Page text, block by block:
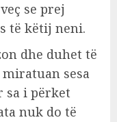
se prej
të këtij neni.
dhe duhet të
sesa
sa i përket
nuk do të